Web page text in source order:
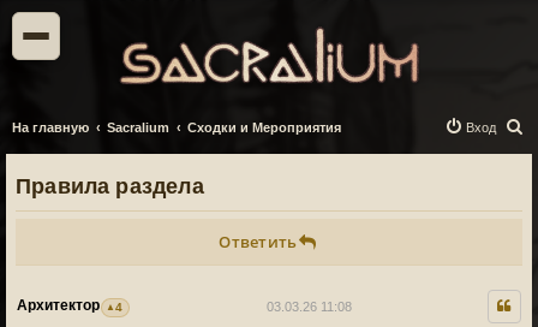
На главную Sacralium Сходки и Мероприятия
о
Вход
Правила раздела
Ответить
Архитектор 4 03.03.26 11:08